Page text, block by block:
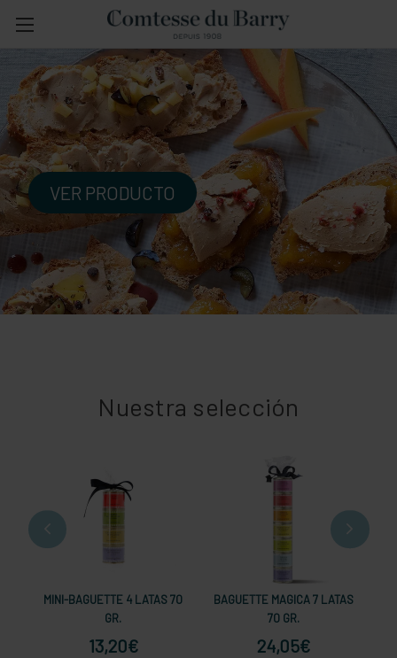
VER PRODUCTO
Nuestra selección
MINI-BAGUETTE 4 LATAS 70
GR.
13,20€
BAGUETTE MAGICA 7 LATAS
70 GR.
24,05€